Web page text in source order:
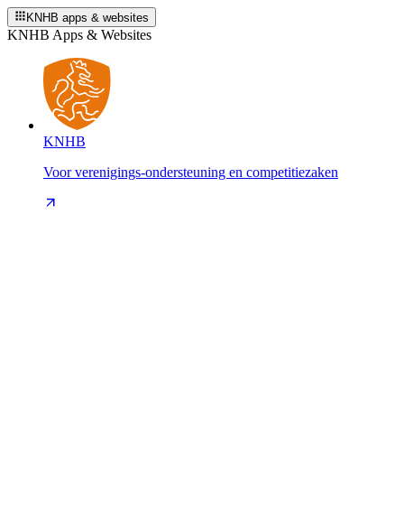
KNHB apps & websites
KNHB Apps & Websites
KNHB
Voor verenigings-ondersteuning en competitiezaken